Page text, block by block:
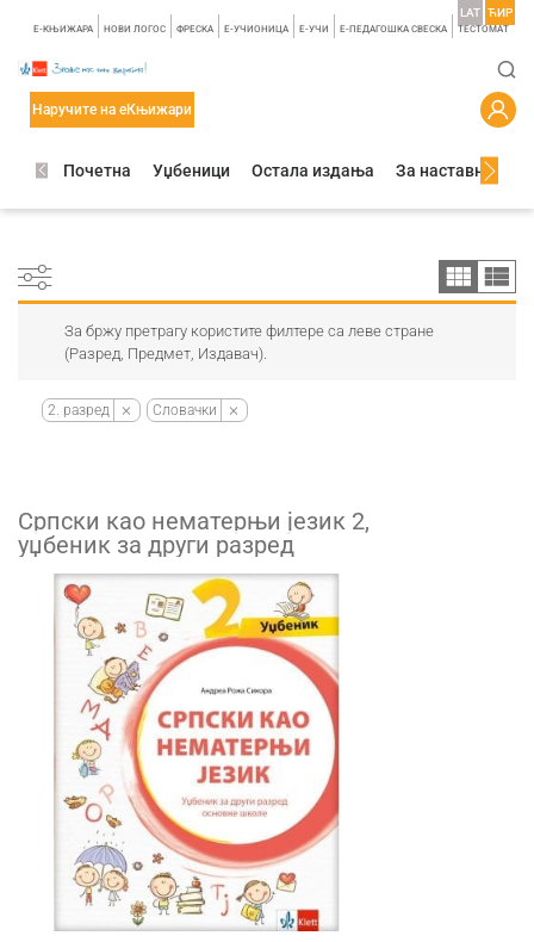
E-КЊИЖАРА НОВИ ЛОГОС ФРЕСКА E-УЧИОНИЦА E-УЧИ Е-ПЕДАГОШКА СВЕСКА TЕСТОМАТ
LAT ЋИР
Наручите на еКњижари
Почетна Уџбеници Остала издања За наставнике
За бржу претрагу користите филтере са леве стране
(Разред, Предмет, Издавач).
2. разред Словачки
Српски као нематерњи језик 2,
уџбеник за други разред